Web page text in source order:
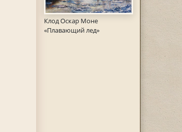
Клод Оскар Моне
«Плавающий лед»